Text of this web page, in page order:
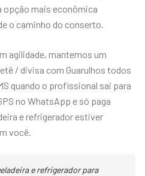
opção mais econômica
o caminho do conserto.
agilidade, mantemos um
/ divisa com Guarulhos todos
quando o profissional sai para
no WhatsApp e só paga
e refrigerador estiver
você.
e refrigerador para